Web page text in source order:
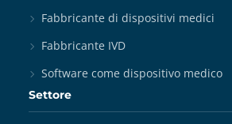
Fabbricante di dispositivi medici
Fabbricante IVD
Software come dispositivo medico
Settore